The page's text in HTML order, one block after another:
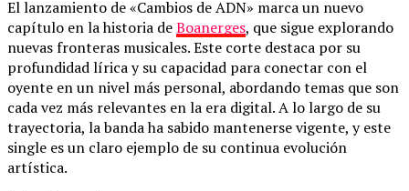
El lanzamiento de «Cambios de ADN» marca un nuevo
capítulo en la historia deBoanerges, que sigue explorando
nuevas fronteras musicales. Este corte destaca por su
profundidad lírica y su capacidad para conectar con el
oyente en un nivel más personal, abordando temas que son
cada vez más relevantes en la era digital. A lo largo de su
trayectoria, la banda ha sabido mantenerse vigente, y este
single es un claro ejemplo de su continua evolución
artística.